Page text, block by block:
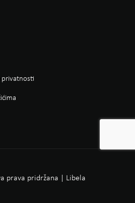
privatnosti
prava pridržana | Libela